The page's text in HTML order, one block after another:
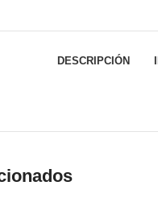
DESCRIPCIÓN